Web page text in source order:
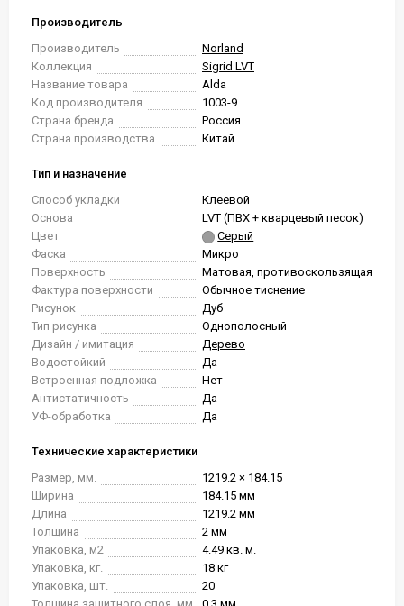
Производитель
Производитель
Norland
Коллекция
Sigrid LVT
Название товара
Alda
Код производителя
1003-9
Страна бренда
Россия
Страна производства
Китай
Тип и назначение
Способ укладки
Клеевой
Основа
LVT (ПВХ + кварцевый песок)
Цвет
Серый
Фаска
Микро
Поверхность
Матовая, противоскользящая
Фактура поверхности
Обычное тиснение
Рисунок
Дуб
Тип рисунка
Однополосный
Дизайн / имитация
Дерево
Водостойкий
Да
Встроенная подложка
Нет
Антистатичность
Да
УФ-обработка
Да
Технические характеристики
Размер, мм.
1219.2 × 184.15
Ширина
184.15 мм
Длина
1219.2 мм
Толщина
2 мм
Упаковка, м2
4.49 кв. м.
Упаковка, кг.
18 кг
Упаковка, шт.
20